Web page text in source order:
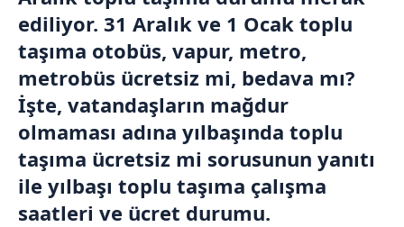
ediliyor. 31 Aralık ve 1 Ocak toplu
taşıma otobüs, vapur, metro,
metrobüs ücretsiz mi, bedava mı?
İşte, vatandaşların mağdur
olmaması adına yılbaşında toplu
taşıma ücretsiz mi sorusunun yanıtı
ile yılbaşı toplu taşıma çalışma
saatleri ve ücret durumu.